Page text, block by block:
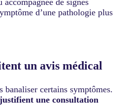
d’une pathologie plus
un avis médical
banaliser certains symptômes.
une consultation